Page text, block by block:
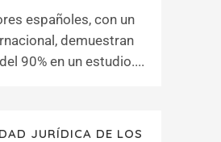
españoles, con un
demuestran
90% en un estudio....
JURÍDICA DE LOS